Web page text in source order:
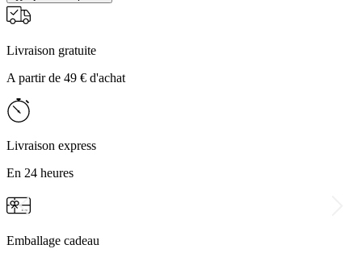
Livraison gratuite
A partir de 49 € d'achat
Livraison express
En 24 heures
Emballage cadeau